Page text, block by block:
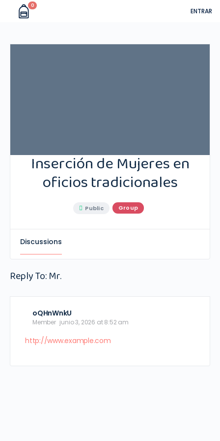
0
ENTRAR
Inserción de Mujeres en
oficios tradicionales
Public Group
Discussions
Reply To: Mr.
oQHnWnkU
Member junio 3, 2026 at 8:52 am
http://www.example.com